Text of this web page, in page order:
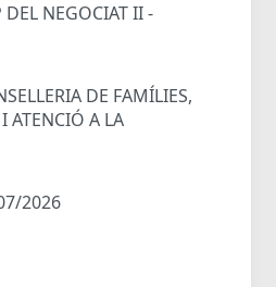
DEL NEGOCIAT II -
DE FAMÍLIES,
ATENCIÓ A LA
2026